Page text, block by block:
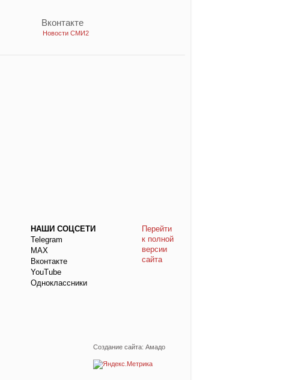
Вконтакте
Новости СМИ2
НАШИ СОЦСЕТИ
Telegram
МАХ
Вконтакте
YouTube
Одноклассники
Перейти
к полной
версии
сайта
Создание сайта: Амадо